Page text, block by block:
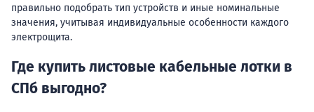
правильно подобрать тип устройств и иные номинальные
значения, учитывая индивидуальные особенности каждого
электрощита.
Где купить листовые кабельные лотки в
СПб выгодно?